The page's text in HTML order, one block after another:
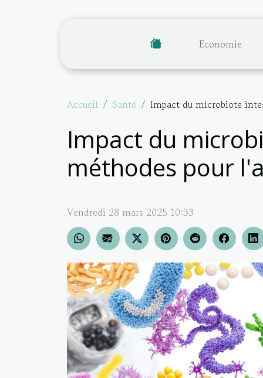
Economie
Accueil Santé Impact du microbiote
Impact du
méthodes pour
Vendredi 28 mars 2025 10:33